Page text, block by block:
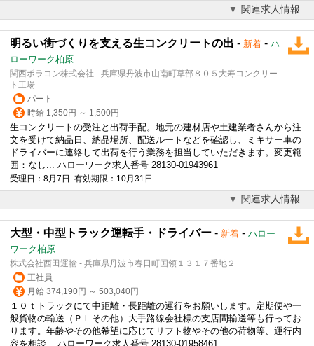
関連求人情報
明るい街づくりを支える生コンクリートの出 - 新着 - ハ
ローワーク柏原
関西ポラコン株式会社 - 兵庫県丹波市山南町草部８０５大寿コンクリー
ト工場
パート
時給 1,350円 ～ 1,500円
生コンクリートの受注と出荷手配。地元の建材店や土建業者さんから注
文を受けて納品日、納品場所、配送ルートなどを確認し、ミキサー車の
ドライバーに連絡して出荷を行う業務を担当していただきます。変更範
囲：なし... ハローワーク求人番号 28130-01943961
受理日：8月7日 有効期限：10月31日
関連求人情報
大型・中型トラック運転手・ドライバー - 新着 - ハロー
ワーク柏原
株式会社西田運輸 - 兵庫県丹波市春日町国領１３１７番地２
正社員
月給 374,190円 ～ 503,040円
１０ｔトラックにて中距離・長距離の運行をお願いします。定期便や一
般貨物の輸送（ＰＬその他）大手路線会社様の支店間輸送等も行ってお
ります。年齢やその他希望に応じてリフト物やその他の荷物等、運行内
容を相談... ハローワーク求人番号 28130-01958461